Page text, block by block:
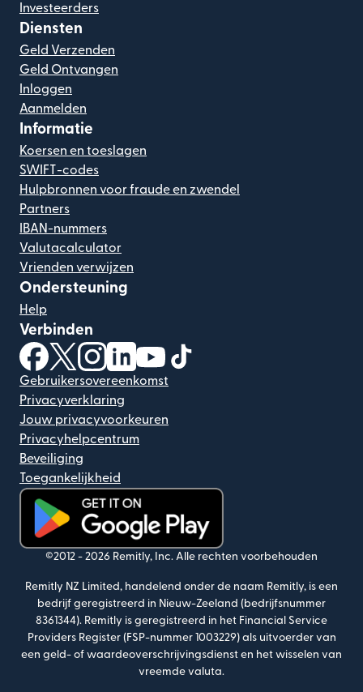
Investeerders
Diensten
Geld Verzenden
Geld Ontvangen
Inloggen
Aanmelden
Informatie
Koersen en toeslagen
SWIFT-codes
Hulpbronnen voor fraude en zwendel
Partners
IBAN-nummers
Valutacalculator
Vrienden verwijzen
Ondersteuning
Help
Verbinden
(wordt geopend in een nieuw venster)
(wordt geopend in een nieuw venster)
(wordt geopend in een nieuw venster)
(wordt geopend in een nieuw venster)
(wordt geopend in een nieuw
Gebruikersovereenkomst
Privacyverklaring
Jouw privacyvoorkeuren
Privacyhelpcentrum
Beveiliging
Toegankelijkheid
(wordt geopend in een nieuw venster)
©2012 - 2026 Remitly, Inc. Alle rechten voorbehouden
Remitly NZ Limited, handelend onder de naam Remitly, is een
bedrijf geregistreerd in Nieuw-Zeeland (bedrijfsnummer
8361344). Remitly is geregistreerd in het Financial Service
Providers Register (FSP-nummer 1003229) als uitvoerder van
een geld- of waardeoverschrijvingsdienst en het wisselen van
vreemde valuta.